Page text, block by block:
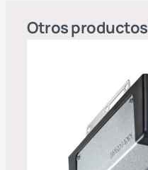
Otros productos